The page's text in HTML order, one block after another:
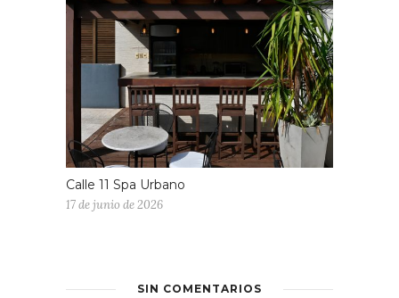
Calle 11 Spa Urbano
17 de junio de 2026
SIN COMENTARIOS